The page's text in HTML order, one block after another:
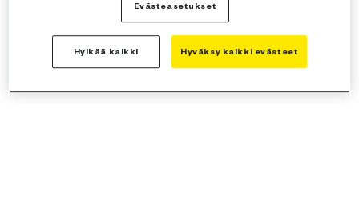
Evästeasetukset
Hylkää kaikki Hyväksy kaikki evästeet